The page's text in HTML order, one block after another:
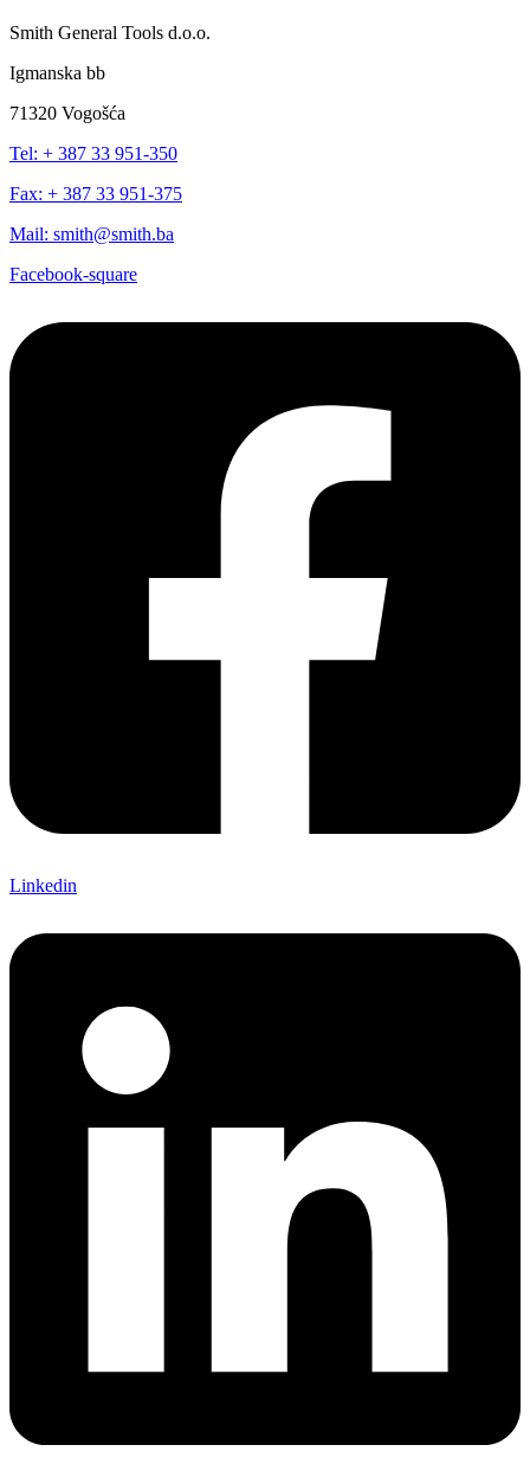
Smith General Tools d.o.o.
Igmanska bb
71320 Vogošća
Tel: + 387 33 951-350
Fax: + 387 33 951-375
Mail: smith@smith.ba
Facebook-square
Linkedin